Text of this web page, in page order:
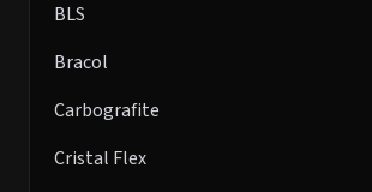
BLS
Bracol
Carbografite
Cristal Flex